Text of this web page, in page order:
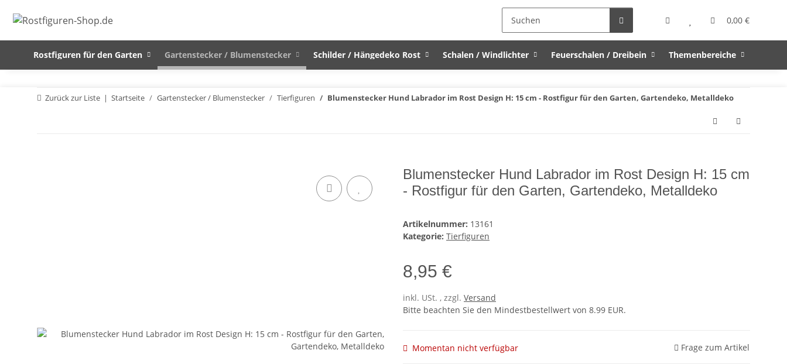
0,00 €
Rostfiguren für den Garten Gartenstecker / Blumenstecker Schilder / Hängedeko Rost Schalen / Windlichter Feuerschalen / Dreibein Themenbereiche
Zurück zur Liste Startseite Gartenstecker / Blumenstecker Tierfiguren Blumenstecker Hund Labrador im Rost Design H: 15 cm - Rostfigur für den Garten, Gartendeko, Metalldeko
Blumenstecker Hund Labrador im Rost Design H: 15 cm
- Rostfigur für den Garten, Gartendeko, Metalldeko
Artikelnummer: 13161
Kategorie: Tierfiguren
8,95 €
inkl. USt. , zzgl. Versand
Bitte beachten Sie den Mindestbestellwert von 8.99 EUR.
Momentan nicht verfügbar Frage zum Artikel